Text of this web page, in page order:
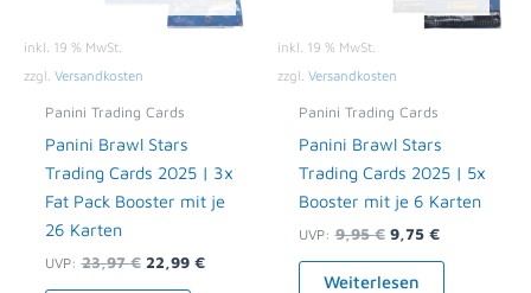
inkl. 19 % MwSt.
zzgl. Versandkosten
Panini Trading Cards
Panini Brawl Stars
Trading Cards 2025 | 3x
Fat Pack Booster mit je
26 Karten
UVP: 23,97€ 22,99 €
inkl. 19 % MwSt.
zzgl. Versandkosten
Panini Trading Cards
Panini Brawl Stars
Trading Cards 2025 | 5x
Booster mit je 6 Karten
UVP: 9,95€ 9,75 €
Weiterlesen